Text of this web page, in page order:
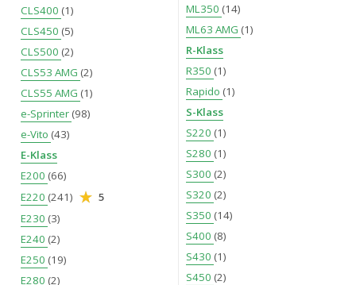
CLS400 (1)
CLS450 (5)
CLS500 (2)
CLS53 AMG (2)
CLS55 AMG (1)
e-Sprinter (98)
e-Vito (43)
E-Klass
E200 (66)
E220 (241)
5
E230 (3)
E240 (2)
E250 (19)
E280 (2)
ML350 (14)
ML63 AMG (1)
R-Klass
R350 (1)
Rapido (1)
S-Klass
S220 (1)
S280 (1)
S300 (2)
S320 (2)
S350 (14)
S400 (8)
S430 (1)
S450 (2)